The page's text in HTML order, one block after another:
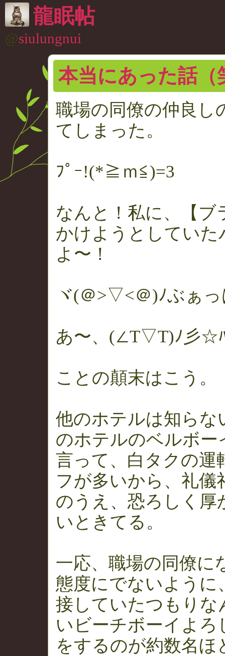
龍眠帖
@siulungnui
本当にあった話（
職場の同僚の仲良し
てしまった。
ﾌﾟｰ!(*≧ｍ≦)=3
なんと！私に、【ブ
かけようとしてい
よ〜！
ヾ(＠>▽<＠)ﾉぶぁ
あ〜、(∠T▽T)ﾉ彡☆ﾊ
ことの顛末はこう。
他のホテルは知らな
のホテルのベルボ
言って、白タクの運
フが多いから、礼
のうえ、恐ろしく
いときてる。
一応、職場の同僚に
態度にでないように
接していたつもりな
いビーチボーイよ
をするのが約数名